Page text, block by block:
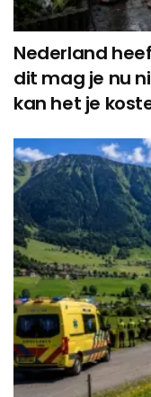
Nederland
dit mag je nu
kan het je